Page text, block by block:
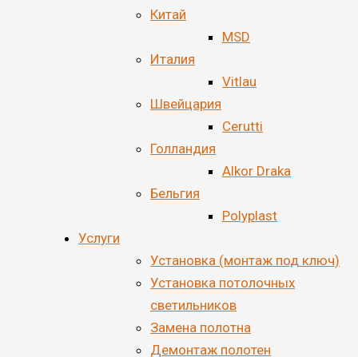
Китай
MSD
Италия
Vitlau
Швейцария
Cerutti
Голландия
Alkor Draka
Бельгия
Polyplast
Услуги
Установка (монтаж под ключ)
Установка потолочных
светильников
Замена полотна
Демонтаж полотен